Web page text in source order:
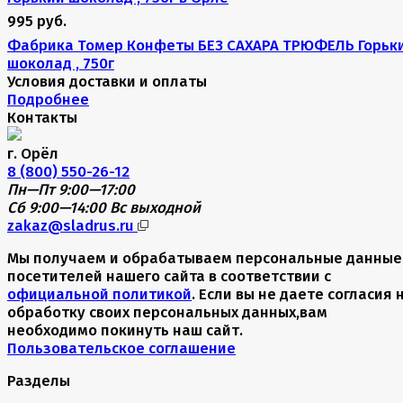
995 руб.
Фабрика Томер Конфеты БЕЗ САХАРА ТРЮФЕЛЬ
шоколад , 750г
Условия доставки и оплаты
Подробнее
Контакты
г. Орёл
8 (800) 550-26-12
Пн—Пт 9:00—17:00
Сб 9:00—14:00 Вс выходной
zakaz@sladrus.ru
Мы получаем и обрабатываем персональные данные
посетителей нашего сайта в соответствии с
официальной политикой. Если вы не даете согласия
обработку своих персональных данных,вам
необходимо покинуть наш сайт.
Пользовательское соглашение
Разделы